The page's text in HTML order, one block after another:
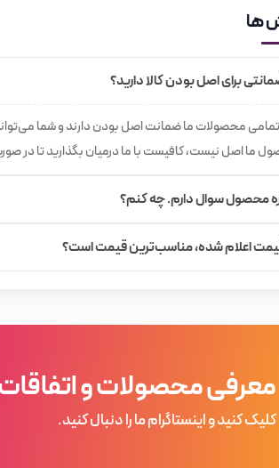
ها
برای اصل بودن کالا دارید؟
تمامی محصولات ما ضمانت اصل بودن دارند و شما
ما اصل نیست، کافیست با ما درمیان بگذارید تا در
محصول سوال دارم. چه کنم؟
اعلام شده،‌ مناسب‌ترین قیمت است؟
معرفی محصولات و
کلیک کنید و اینستاگرام ما را دنبال کنید.